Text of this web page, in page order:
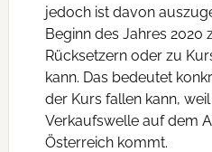
jedoch ist davon
Beginn des Jahres 2020
Rücksetzern oder zu
kann. Das bedeutet
der Kurs fallen kann,
Verkaufswelle auf dem
Österreich kommt.